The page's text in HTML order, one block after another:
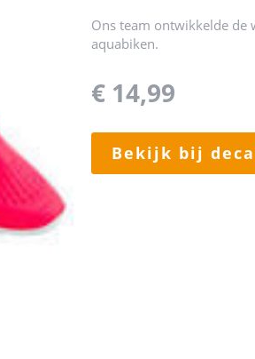
Ons team ontwikkelde de
aquabiken.
€ 14,99
bekijk bij